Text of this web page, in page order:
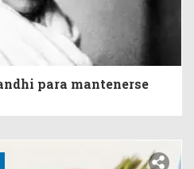
para mantenerse